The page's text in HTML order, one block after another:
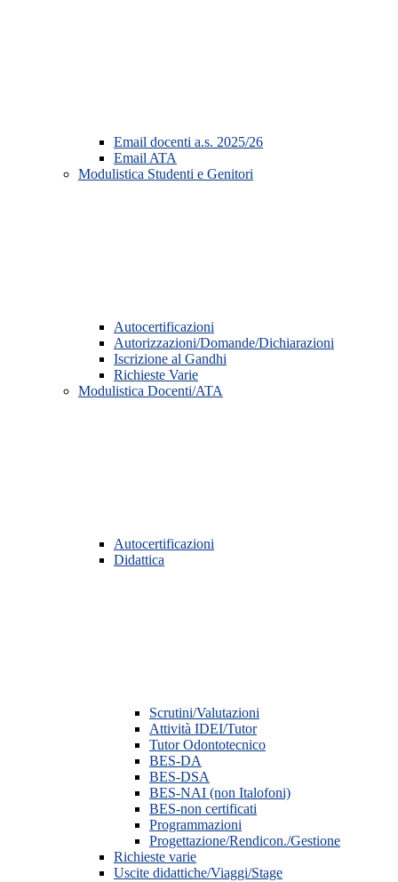
Email docenti a.s. 2025/26
Email ATA
Modulistica Studenti e Genitori
Autocertificazioni
Autorizzazioni/Domande/Dichiarazioni
Iscrizione al Gandhi
Richieste Varie
Modulistica Docenti/ATA
Autocertificazioni
Didattica
Scrutini/Valutazioni
Attività IDEI/Tutor
Tutor Odontotecnico
BES-DA
BES-DSA
BES-NAI (non Italofoni)
BES-non certificati
Programmazioni
Progettazione/Rendicon./Gestione
Richieste varie
Uscite didattiche/Viaggi/Stage